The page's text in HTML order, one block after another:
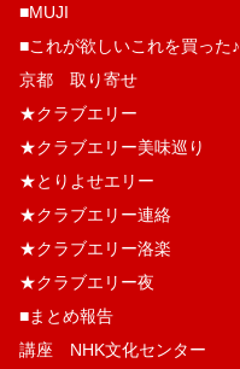
■MUJI
■これが欲しいこれを買った♪
京都 取り寄せ
★クラブエリー
★クラブエリー美味巡り
★とりよせエリー
★クラブエリー連絡
★クラブエリー洛楽
★クラブエリー夜
■まとめ報告
講座 NHK文化センター